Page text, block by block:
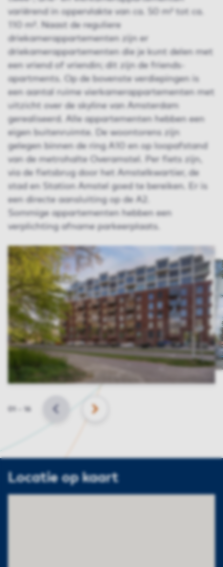
variërend in oppervlakte van ca. 50 m² tot ca.
110 m². Naast de reguliere
driekamerappartementen zijn er
driekamerappartementen die je kunt delen met
een vriend of vriendin; dit zijn de friends-
apartments. Op de bovenste verdiepingen is
een aantal ruime vierkamerappartementen met
uitzicht over de skyline van Amsterdam
gerealiseerd. Alle appartementen hebben een
eigen buitenruimte. De woontorens zijn
gelegen binnen de ring A10 en op loopafstand
van de metrohalte Overamstel. Per fiets zijn,
via de fietsbrug door het Amstelkwartier, de
stad en Station Amstel goed te bereiken. Er is
een directe aansluiting op de A2.
Sommige appartementen hebben een
verplichting afname parkeerplaats.
Slide
VORIGE VOLGENDE
Locatie op kaart